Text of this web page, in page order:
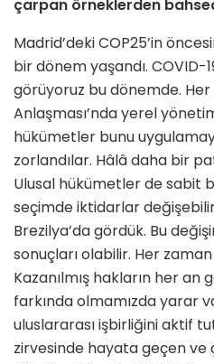
çarpan örneklerden
Madrid’deki COP25’in
bir dönem yaşandı. COVID-
görüyoruz bu dönemde.
Anlaşması’nda yerel
hükümetler bunu
zorlandılar. Hâlâ daha bir
Ulusal hükümetler de sabit
seçimde iktidarlar
Brezilya’da gördük. Bu
sonuçları olabilir. Her
Kazanılmış hakların her an
farkında olmamızda yarar
uluslararası işbirliğini aktif
zirvesinde hayata geçen ve